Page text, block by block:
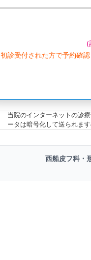
(
初診受付された方で予約確
当院のインターネットの診
ータは暗号化して送られま
西船皮フ科・